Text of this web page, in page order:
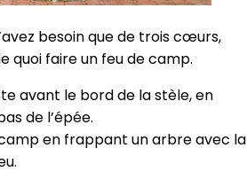
besoin que de trois cœurs,
quoi faire un feu de camp.
avant le bord de la stèle, en
de l’épée.
en frappant un arbre avec la